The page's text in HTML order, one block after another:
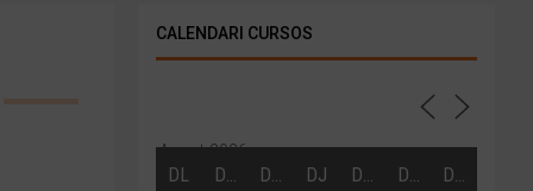
CALENDARI CURSOS
Agost 2026
DL
DT DC DJ DV DS DG